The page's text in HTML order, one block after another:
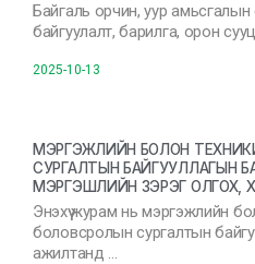
Байгаль орчин, уур
байгуулалт, барилга, орон
2025-10-13
МЭРГЭЖЛИЙН БОЛОН
СУРГАЛТЫН БАЙГУУЛЛАГЫН
МЭРГЭШЛИЙН ЗЭРЭГ ОЛГОХ,
Энэхүү журам нь мэргэжлийн
боловсролын сургалтын
ажилтанд …